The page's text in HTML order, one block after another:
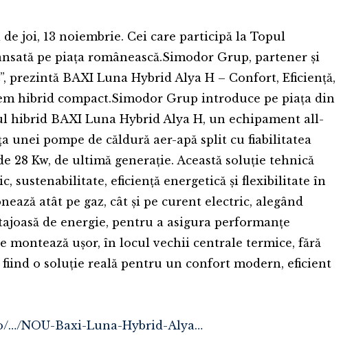
joi, 13 noiembrie. Cei care participă la Topul
pe piața românească.Simodor Grup, partener și
prezintă BAXI Luna Hybrid Alya H – Confort, Eficiență,
hibrid compact.Simodor Grup introduce pe piața din
hibrid BAXI Luna Hybrid Alya H, un echipament all-
unei pompe de căldură aer-apă split cu fiabilitatea
28 Kw, de ultimă generație. Această soluție tehnică
sustenabilitate, eficiență energetică și flexibilitate în
atât pe gaz, cât și pe curent electric, alegând
de energie, pentru a asigura performanțe
montează ușor, în locul vechii centrale termice, fără
o soluție reală pentru un confort modern, eficient
…/NOU-Baxi-Luna-Hybrid-Alya…